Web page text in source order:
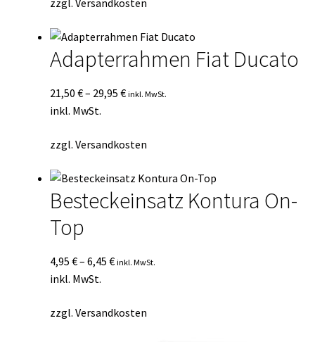
zzgl. Versandkosten
Adapterrahmen Fiat Ducato
21,50 €– 29,95 € inkl. MwSt.
inkl. MwSt.
zzgl. Versandkosten
Besteckeinsatz Kontura On-
Top
4,95 €– 6,45 € inkl. MwSt.
inkl. MwSt.
zzgl. Versandkosten